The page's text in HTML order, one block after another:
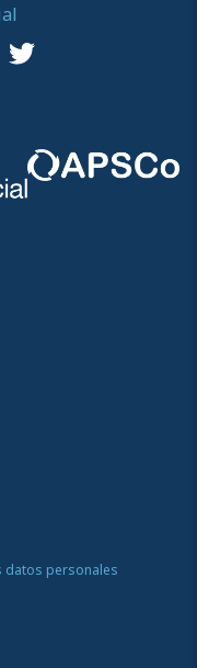
datos personales